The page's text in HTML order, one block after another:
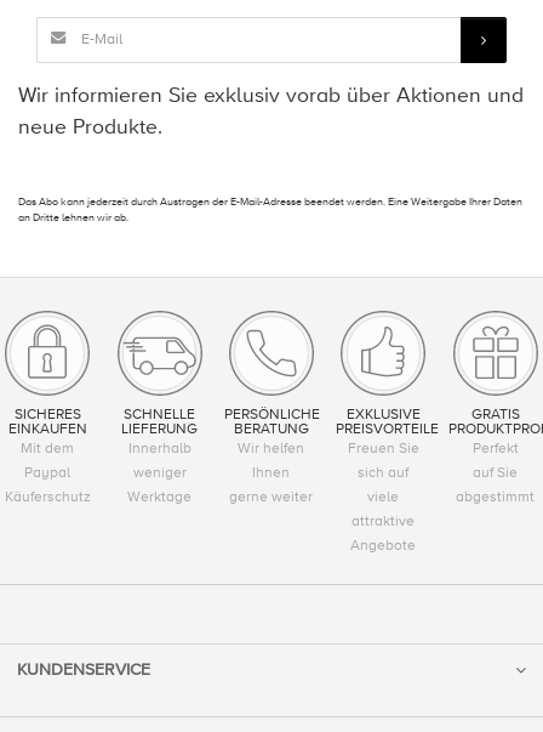
Wir informieren Sie exklusiv vorab über Aktionen und
neue Produkte.
Das Abo kann jederzeit durch Austragen der E-Mail-Adresse beendet werden. Eine Weitergabe Ihrer Daten
an Dritte lehnen wir ab.
SICHERES
EINKAUFEN
Mit dem
Paypal
Käuferschutz
SCHNELLE
LIEFERUNG
Innerhalb
weniger
Werktage
PERSÖNLICHE
BERATUNG
Wir helfen
Ihnen
gerne weiter
EXKLUSIVE
PREISVORTEILE
Freuen Sie
sich auf
viele
attraktive
Angebote
GRATIS
Perfekt
auf Sie
abgestimmt
KUNDENSERVICE